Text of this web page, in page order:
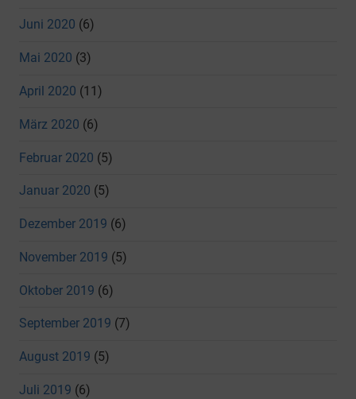
Juni 2020 (6)
Mai 2020 (3)
April 2020 (11)
März 2020 (6)
Februar 2020 (5)
Januar 2020 (5)
Dezember 2019 (6)
November 2019 (5)
Oktober 2019 (6)
September 2019 (7)
August 2019 (5)
Juli 2019 (6)